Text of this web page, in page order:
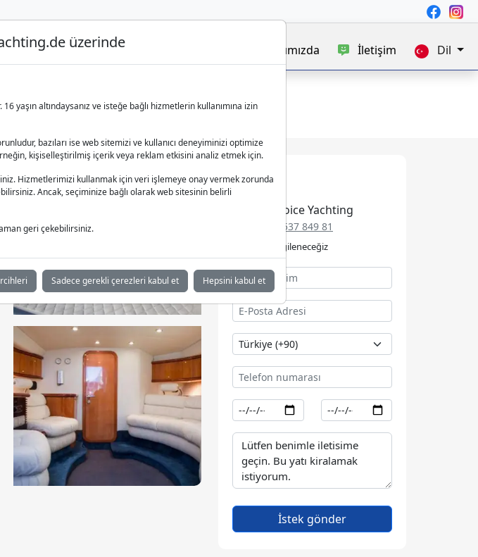
Yat Kiralama Hakkımızda İletişim Dil
Best Choice Yachting
+49 152 537 849 81
Talebinizle ilgileneceğiz
İstek gönder
üzerinde
yaşın altındaysanız ve isteğe bağlı hizmetlerin kullanımına izin
bazıları ise web sitemizi ve kullanıcı deneyiminizi optimize
kişiselleştirilmiş içerik veya reklam etkisini analiz etmek için.
Hizmetlerimizi kullanmak için veri işlemeye onay vermek zorunda
Ancak, seçiminize bağlı olarak web sitesinin belirli
geri çekebilirsiniz.
Sadece gerekli çerezleri kabul et Hepsini kabul et